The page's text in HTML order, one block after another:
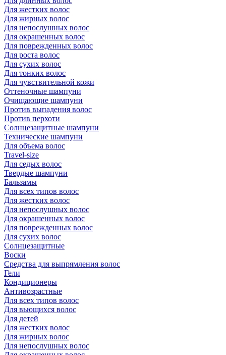
Для жестких волос
Для жирных волос
Для непослушных волос
Для окрашенных волос
Для поврежденных волос
Для роста волос
Для сухих волос
Для тонких волос
Для чувствительной кожи
Оттеночные шампуни
Очищающие шампуни
Против выпадения волос
Против перхоти
Солнцезащитные шампуни
Технические шампуни
Для объема волос
Travel-size
Для седых волос
Твердые шампуни
Бальзамы
Для всех типов волос
Для жестких волос
Для непослушных волос
Для окрашенных волос
Для поврежденных волос
Для сухих волос
Солнцезащитные
Воски
Средства для выпрямления волос
Гели
Кондиционеры
Антивозрастные
Для всех типов волос
Для вьющихся волос
Для детей
Для жестких волос
Для жирных волос
Для непослушных волос